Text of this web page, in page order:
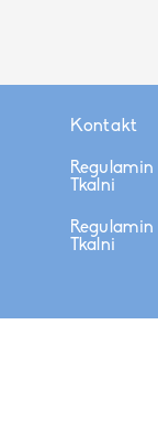
Kontakt
Regulamin
Tkalni
Tkalni